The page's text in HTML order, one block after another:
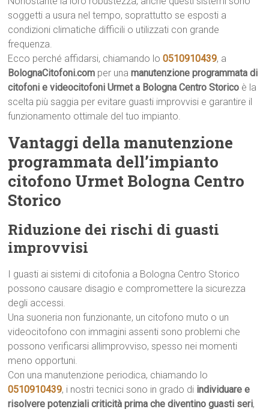
soggetti a usura nel tempo, soprattutto se esposti a
condizioni climatiche difficili o utilizzati con grande
frequenza.
Ecco perché affidarsi, chiamando lo0510910439, a
BolognaCitofoni.com per unamanutenzione programmata di
citofoni e videocitofoni Urmet a Bologna Centro Storico è la
scelta più saggia per evitare guasti improvvisi e garantire il
funzionamento ottimale del tuo impianto.
Vantaggi della manutenzione
programmata dell’impianto
citofono Urmet Bologna Centro
Storico
Riduzione dei rischi di guasti
improvvisi
I guasti ai sistemi di citofonia a Bologna Centro Storico
possono causare disagio e compromettere la sicurezza
degli accessi.
Una suoneria non funzionante, un citofono muto o un
videocitofono con immagini assenti sono problemi che
possono verificarsi allimprovviso, spesso nei momenti
meno opportuni.
Con una manutenzione periodica, chiamando lo
0510910439, i nostri tecnici sono in grado di individuare e
risolvere potenziali criticità prima che diventino guasti seri,